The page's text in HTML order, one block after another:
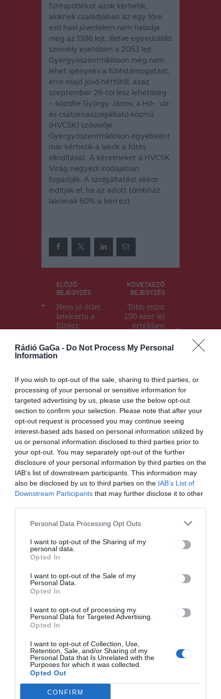
Rádió GaGa - Do Not Process My Personal
Information
If you wish to opt-out of the sale, sharing to third parties, or
processing of your personal or sensitive information for
targeted advertising by us, please use the below opt-out
section to confirm your selection. Please note that after your
opt-out request is processed you may continue seeing
interest-based ads based on personal information utilized by
us or personal information disclosed to third parties prior to
your opt-out. You may separately opt-out of the further
disclosure of your personal information by third parties on the
IAB’s list of downstream participants. This information may
also be disclosed by us to third parties on the IAB’s List of
Downstream Participants that may further disclose it to other
Personal Data Processing Opt Outs
I want to opt-out of the Sharing of my
personal data.
Opted In
I want to opt-out of the Sale of my
Personal Data.
Opted In
I want to opt-out of processing my
Personal Data for Targeted Advertising.
Opted In
I want to opt-out of Collection, Use,
Retention, Sale, and/or Sharing of my
Personal Data that Is Unrelated with the
Purposes for which it was collected.
Opted Out
CONFIRM
fűtéspótlékot azok kérhetik,
akiknek családjában az egy főre
eső havi jövedelem nem haladja
meg az 1386 lejt, illetve egyedülálló
személy esetében a 2053 lejt.
Gyergyószentmiklóson még nem
lehet igényelni a fűtéstámogatást,
erre majd jövő hétfőtől, azaz
szeptember 26-tól lesz lehetőség
– közölte György János, a Hő-, víz-
és csatornaszolgáltató közmű
(HVCSK) szóvivője.
Gyergyószentmiklóson egyébként
már kérhetik a lakók a fűtés
elindítását. A kérelmeket a HVCSK
Virág negyedi irodájában
fogadják. A szolgáltatást akkor
indítják el, ha az adott tömbház
lakóinak 60%-a kéri ezt.
Bejegyzés
navigáció
ELŐZŐ
BEJEGYZÉS
Nem jó ötlet
letekerni a
fűtést
KÖVETKEZŐ
BEJEGYZÉS
Több mint
150 ezer lej
értékben
Hargita
Ez is érdekelheti
Valamennyi nagyobb
benzinkútláncnál olcsóbb az
üzemanyag 50 banival
Legalább harminc ivókút
ékesítette egykor
Székelyudvarhely utcáit
Keresés